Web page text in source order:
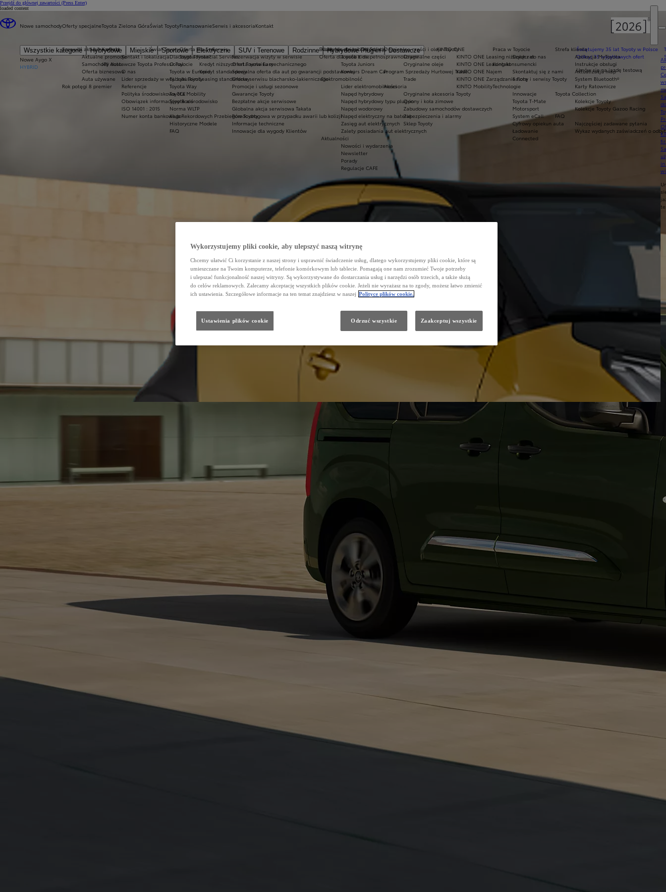
Przejdź do głównej zawartości (Press Enter)
Nowe samochody
Wszystkie kategorie Hybrydowe Miejskie Sportowe Elektryczne SUV i Terenowe Rodzinne Hybrydowe Plug-in
Dostawcze
Nowe Aygo X
HYBRID
Oferty specjalne
Sprawdź aktualne oferty
Aktualne promocje
Samochody dostawcze Toyota Professional
Oferta biznesowa
Auta używane
Rok potęgi 8 premier
Ekobonus dla hybryd Toyoty
Oferta dla osób z niepełnosprawnościami
Świętujemy 35 lat Toyoty w Polsce
Odkryj 35 wyjątkowych ofert
Umów się na jazdę testową
Toyota Zielona Góra
Kontakt
Kontakt i lokalizacja
JPJ Auto
O nas
Lider sprzedaży w woj. lubuskim
Referencje
Polityka środowiskowa TCE
Obowiązek informacyjny Rodo
ISO 14001 : 2015
Numer konta bankowego
Świat Toyoty
Świat Toyoty
Dlaczego Toyota?
O Toyocie
Toyota w Europie
Fabryki Toyoty
Toyota Way
Toyota Mobility
Toyota a środowisko
Norma WLTP
Klub Rekordowych Przebiegów Toyoty
Historyczne Modele
FAQ
Kluby dla dzieci i młodzieży
Toyota Kids
Toyota Juniors
Konkurs Dream Car
Elektromobilność
Lider elektromobilności
Napęd hybrydowy
Napęd hybrydowy typu plug-in
Napęd wodorowy
Napęd elektryczny na baterię
Zasięg aut elektrycznych
Zalety posiadania aut elektrycznych
Aktualności
Nowości i wydarzenia
Newsletter
Porady
Regulacje CAFE
Praca w Toyocie
Dołącz do nas
Kontakt
Skontaktuj się z nami
Salony i serwisy Toyoty
Technologie
Innowacje
Toyota T-Mate
Motorsport
System eCall
Cyfrowy opiekun auta
Ładowanie
Connected
Finansowanie
Oferta dla firm
Toyota Financial Services
Kredyt niższych rat Toyota Easy
Kredyt standardowy
Leasing standardowy
KINTO ONE
KINTO ONE Leasing niższych rat
KINTO ONE Leasing konsumencki
KINTO ONE Najem
KINTO ONE Zarządzanie flotą
KINTO Mobility
Serwis i akcesoria
Serwis
Rezerwacja wizyty w serwisie
Oferta serwisu mechanicznego
Specjalna oferta dla aut po gwarancji podstawowej
Oferta serwisu blacharsko-lakierniczego
Promocje i usługi sezonowe
Gwarancje Toyoty
Bezpłatne akcje serwisowe
Globalna akcja serwisowa Takata
Pomoc drogowa w przypadku awarii lub kolizji
Informacje techniczne
Innowacje dla wygody Klientów
Oryginalne części i oleje Toyoty
Oryginalne części
Oryginalne oleje
Program Sprzedaży Hurtowej Trade
Trade
Akcesoria
Oryginalne akcesoria Toyoty
Opony i koła zimowe
Zabudowy samochodów dostawczych
Zabezpieczenia i alarmy
Sklep Toyoty
Strefa klienta
Aplikacja MyToyota
Instrukcje obsługi
Aktualizacja map
System Bluetooth®
Karty Ratownicze
Toyota Collection
Kolekcje Toyoty
Kolekcje Toyoty Gazoo Racing
FAQ
Najczęściej zadawane pytania
Wykaz wydanych zaświadczeń o
Kontakt
loaded content
Wykorzystujemy pliki cookie, aby ulepszyć naszą witrynę
Chcemy ułatwić Ci korzystanie z naszej strony i usprawnić świadczenie usług, dlatego wykorzystujemy pliki cookie, które są
umieszczane na Twoim komputerze, telefonie komórkowym lub tablecie. Pomagają one nam zrozumieć Twoje potrzeby
i ulepszać funkcjonalność naszej witryny. Są wykorzystywane do dostarczania usług i narzędzi osób trzecich, a także służą
do celów reklamowych. Zalecamy akceptację wszystkich plików cookie. Jeżeli nie wyrażasz na to zgody, możesz łatwo zmienić
ich ustawienia. Szczegółowe informacje na ten temat znajdziesz w naszej Polityce plików cookie.
Odrzuć wszystkie Zaakceptuj wszystkie
Ustawienia plików cookie